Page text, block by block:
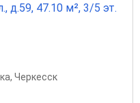
д.59, 47.10 м², 3/5 эт.
, Черкесск